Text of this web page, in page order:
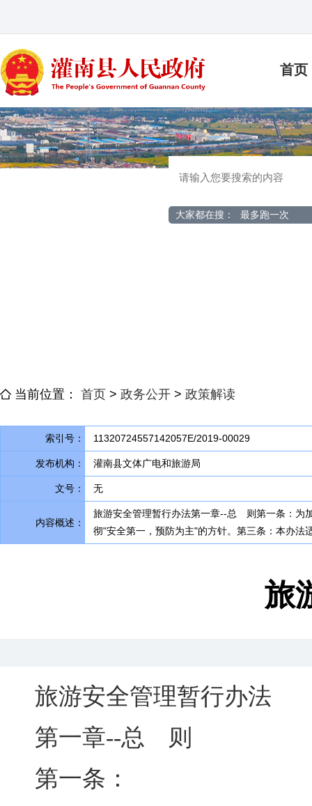
首页
大家都在搜： 最多跑一次
当前位置： 首页 > 政务公开 > 政策解读
索引号： 11320724557142057E/2019-00029
发布机构： 灌南县文体广电和旅游局
文号： 无
内容概述：
旅游安全管理暂行办法第一章--总 则第一条：为
彻"安全第一，预防为主"的方针。 第三条：本办法
旅
旅游安全管理暂行办法
第一章--总 则
第一条：